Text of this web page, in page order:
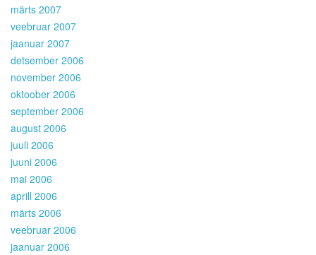
märts 2007
veebruar 2007
jaanuar 2007
detsember 2006
november 2006
oktoober 2006
september 2006
august 2006
juuli 2006
juuni 2006
mai 2006
aprill 2006
märts 2006
veebruar 2006
jaanuar 2006